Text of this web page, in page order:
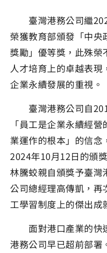
臺灣港務公司繼
榮獲教育部頒發「中央
獎勵」優等獎，此殊榮
人才培育上的卓越表
企業永續發展的重視。
臺灣港務公司自
「員工是企業永續經
業運作的根本」的信念
2024年10月12日的頒
林騰蛟親自頒獎予臺灣
公司總經理高傳凱，再
工學習制度上的傑出成
面對港口產業的快
港務公司早已超前部署